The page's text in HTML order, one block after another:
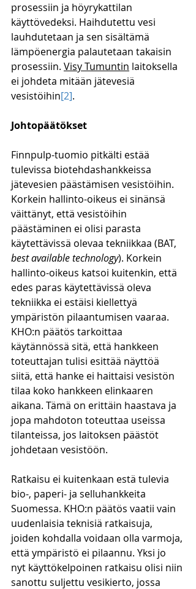
prosessiin ja höyrykattilan
käyttövedeksi. Haihdutettu vesi
lauhdutetaan ja sen sisältämä
lämpöenergia palautetaan takaisin
prosessiin. Visy Tumuntin laitoksella
ei johdeta mitään jätevesiä
vesistöihin[2].
Johtopäätökset
Finnpulp-tuomio pitkälti estää
tulevissa biotehdashankkeissa
jätevesien päästämisen vesistöihin.
Korkein hallinto-oikeus ei sinänsä
väittänyt, että vesistöihin
päästäminen ei olisi parasta
käytettävissä olevaa tekniikkaa (BAT,
best available technology). Korkein
hallinto-oikeus katsoi kuitenkin, että
edes paras käytettävissä oleva
tekniikka ei estäisi kiellettyä
ympäristön pilaantumisen vaaraa.
KHO:n päätös tarkoittaa
käytännössä sitä, että hankkeen
toteuttajan tulisi esittää näyttöä
siitä, että hanke ei haittaisi vesistön
tilaa koko hankkeen elinkaaren
aikana. Tämä on erittäin haastava ja
jopa mahdoton toteuttaa useissa
tilanteissa, jos laitoksen päästöt
johdetaan vesistöön.
Ratkaisu ei kuitenkaan estä tulevia
bio-, paperi- ja selluhankkeita
Suomessa. KHO:n päätös vaatii vain
uudenlaisia teknisiä ratkaisuja,
joiden kohdalla voidaan olla varmoja,
että ympäristö ei pilaannu. Yksi jo
nyt käyttökelpoinen ratkaisu olisi niin
sanottu suljettu vesikierto, jossa